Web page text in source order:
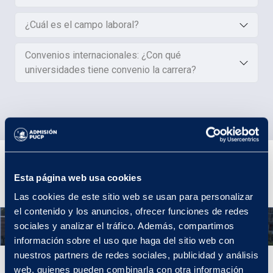
Esta página web usa cookies
Las cookies de este sitio web se usan para personalizar
el contenido y los anuncios, ofrecer funciones de redes
sociales y analizar el tráfico. Además, compartimos
información sobre el uso que haga del sitio web con
nuestros partners de redes sociales, publicidad y análisis
web, quienes pueden combinarla con otra información
¿Cuál es el campo laboral?
Convenios internacionales: ¿Con qué
universidades tiene convenio la carrera?
Plan de Estudios
Año 1
Año 1